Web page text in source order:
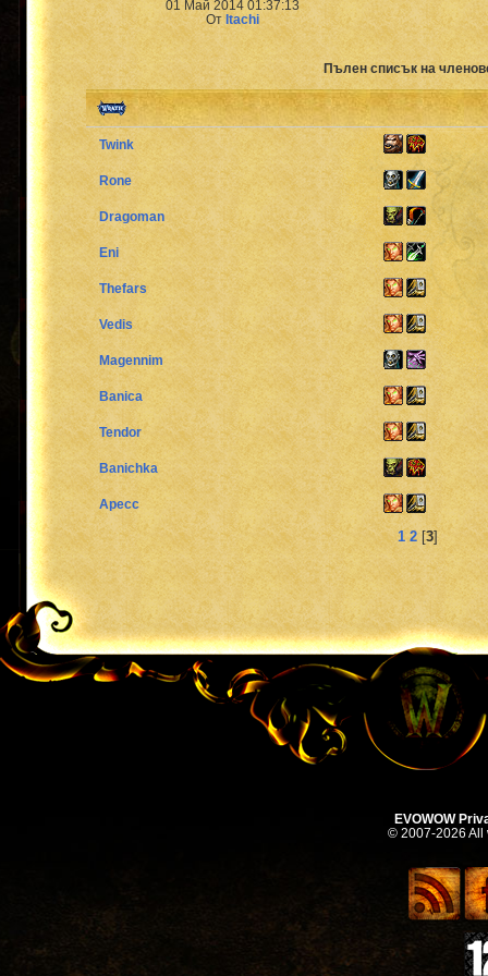
01 Май 2014 01:37:13
ОтItachi
Пълен списък на
Twink
Rone
Dragoman
Eni
Thefars
Vedis
Magennim
Banica
Tendor
Banichka
Apecc
12[3]
EVOWOW
© 2007-2026 All